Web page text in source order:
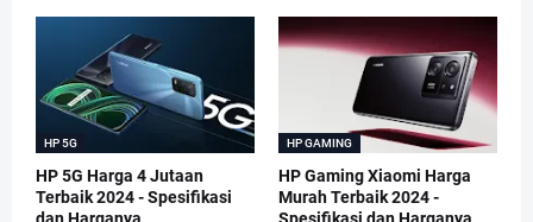
HP 5G
HP 5G Harga 4 Jutaan
Terbaik 2024 - Spesifikasi
HP GAMING
HP Gaming Xiaomi Harga
Murah Terbaik 2024 -